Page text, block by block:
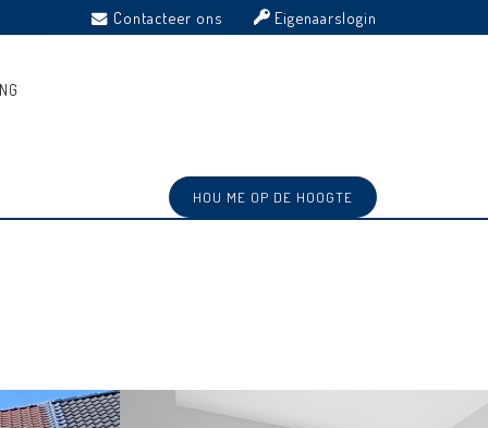
Contacteer ons Eigenaarslogin
HOU ME OP DE HOOGTE
Ref: 4097372